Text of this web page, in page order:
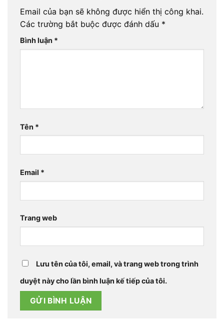
Email của bạn sẽ không được hiển thị công khai.
Các trường bắt buộc được đánh dấu *
Bình luận *
Tên *
Email *
Trang web
Lưu tên của tôi, email, và trang web trong trình
duyệt này cho lần bình luận kế tiếp của tôi.